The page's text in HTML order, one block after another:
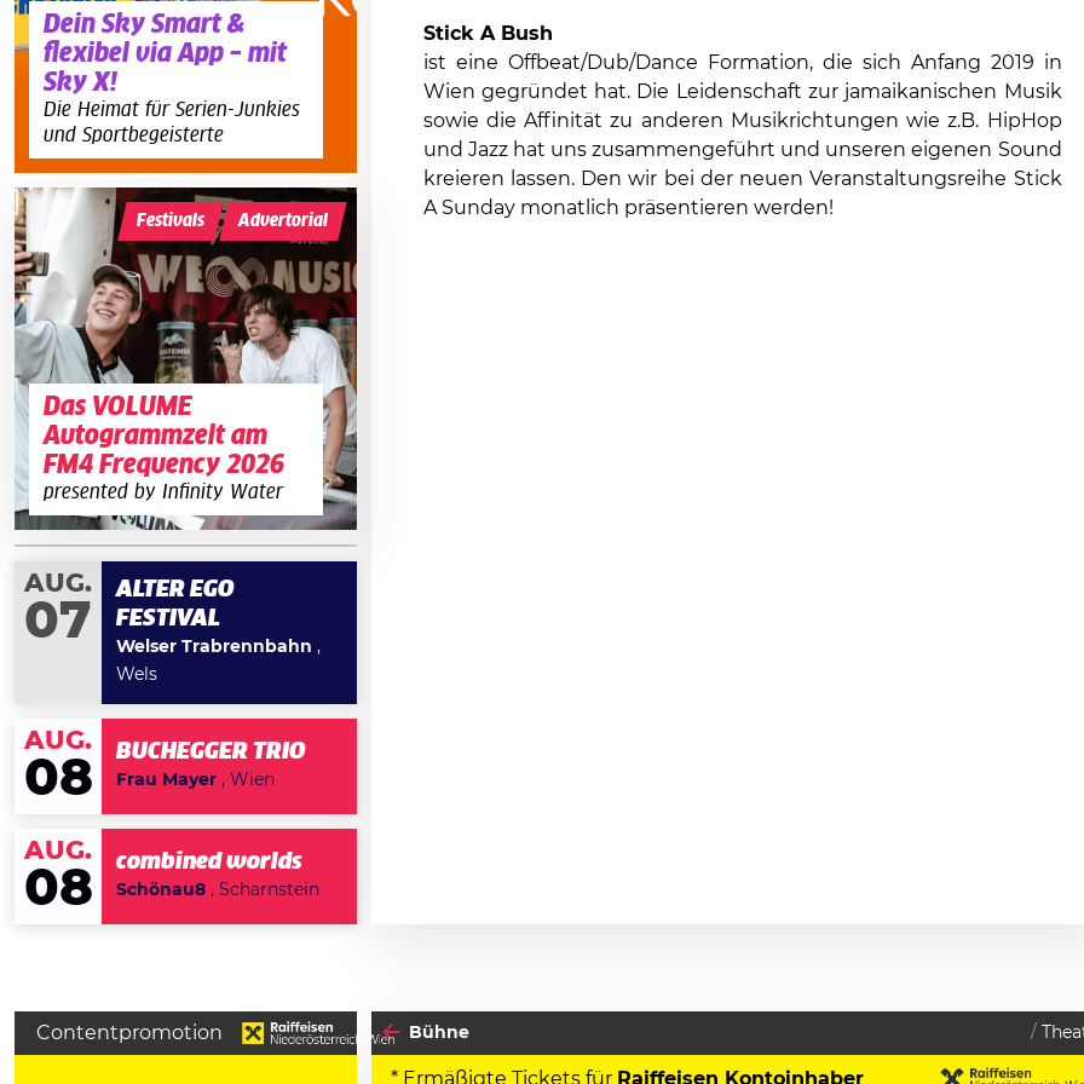
Stick A Bush
ist eine Offbeat/Dub/Dance Formation, die sich Anfang 2019 in
Wien gegründet hat. Die Leidenschaft zur jamaikanischen Musik
sowie die Affinität zu anderen Musikrichtungen wie z.B. HipHop
und Jazz hat uns zusammengeführt und unseren eigenen Sound
kreieren lassen. Den wir bei der neuen Veranstaltungsreihe Stick
A Sunday monatlich präsentieren werden!
Dein Sky Smart &
flexibel via App – mit
Sky X!
Die Heimat für Serien-Junkies
und Sportbegeisterte
Das VOLUME
Autogrammzelt am
FM4 Frequency 2026
presented by Infinity Water
Festivals Advertorial
AUG.
07
ALTER EGO
FESTIVAL
Welser Trabrennbahn ,
Wels
AUG.
08
BUCHEGGER TRIO
Frau Mayer , Wien
AUG.
08
combined worlds
Schönau8 , Scharnstein
Bühne
* Ermäßigte Tickets für Raiffeisen Kontoinhaber
Contentpromotion